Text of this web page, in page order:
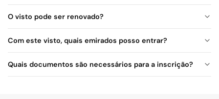
O visto pode ser renovado?
Com este visto, quais emirados posso entrar?
Quais documentos são necessários para a inscrição?